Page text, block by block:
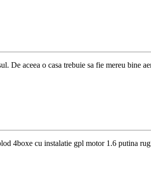
De aceea o casa trebuie sa fie mereu bine
4boxe cu instalatie gpl motor 1.6 putina